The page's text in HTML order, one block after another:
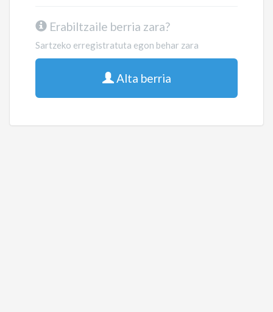
Erabiltzaile berria zara?
Sartzeko erregistratuta egon behar zara
Alta berria